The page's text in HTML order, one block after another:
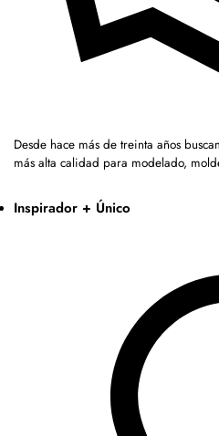
Desde hace más de treinta años
más alta calidad para modelado,
Inspirador + Único